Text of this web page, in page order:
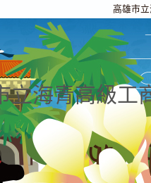
高雄市
立海青高級工